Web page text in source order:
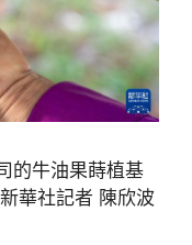
的牛油果蒔植基
華社記者 陳欣波